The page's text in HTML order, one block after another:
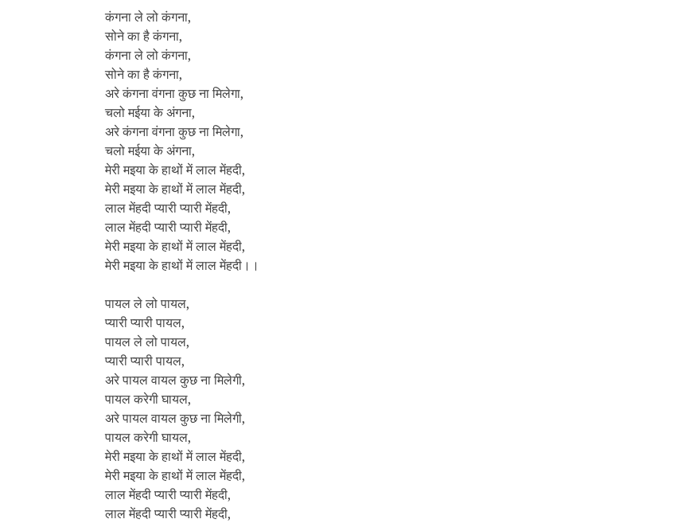
कंगना ले लो कंगना,
सोने का है कंगना,
कंगना ले लो कंगना,
सोने का है कंगना,
अरे कंगना वंगना कुछ ना मिलेगा,
चलो मईया के अंगना,
अरे कंगना वंगना कुछ ना मिलेगा,
चलो मईया के अंगना,
मेरी मइया के हाथों में लाल मेंहदी,
मेरी मइया के हाथों में लाल मेंहदी,
लाल मेंहदी प्यारी प्यारी मेंहदी,
लाल मेंहदी प्यारी प्यारी मेंहदी,
मेरी मइया के हाथों में लाल मेंहदी,
मेरी मइया के हाथों में लाल मेंहदी।।
पायल ले लो पायल,
प्यारी प्यारी पायल,
पायल ले लो पायल,
प्यारी प्यारी पायल,
अरे पायल वायल कुछ ना मिलेगी,
पायल करेगी घायल,
अरे पायल वायल कुछ ना मिलेगी,
पायल करेगी घायल,
मेरी मइया के हाथों में लाल मेंहदी,
मेरी मइया के हाथों में लाल मेंहदी,
लाल मेंहदी प्यारी प्यारी मेंहदी,
लाल मेंहदी प्यारी प्यारी मेंहदी,